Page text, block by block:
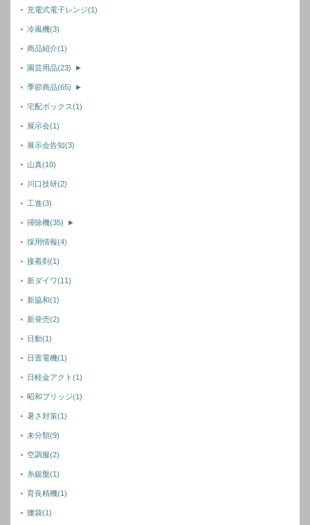
充電式電子レンジ(1)
冷風機(3)
商品紹介(1)
園芸用品(23) ►
季節商品(65) ►
宅配ボックス(1)
展示会(1)
展示会告知(3)
山真(10)
川口技研(2)
工進(3)
掃除機(35) ►
採用情報(4)
接着剤(1)
新ダイワ(11)
新協和(1)
新発売(2)
日動(1)
日置電機(1)
日軽金アクト(1)
昭和ブリッジ(1)
暑さ対策(1)
未分類(9)
空調服(2)
糸鋸盤(1)
育良精機(1)
腰袋(1)